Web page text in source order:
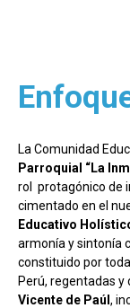
La Comunidad
Parroquial “La
rol protagónico de
cimentado en el
Educativo
armonía y sintonía
constituido por
Perú, regentadas y
Vicente de Paúl ,